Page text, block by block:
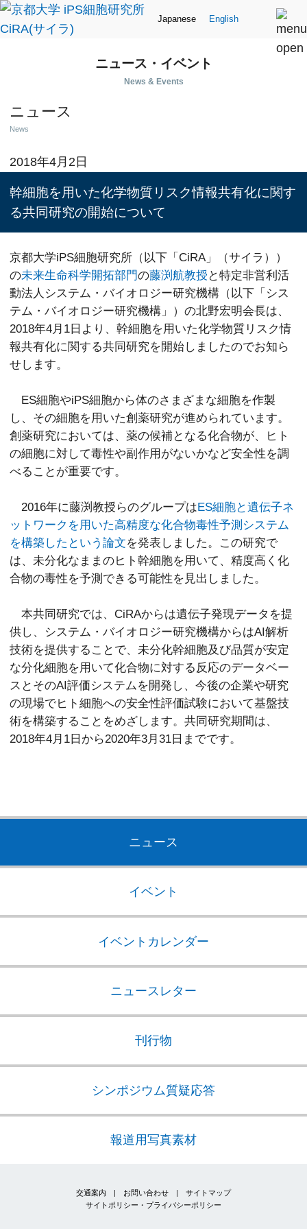
Japanese English
ニュース・イベント
News & Events
ニュース
News
2018年4月2日
幹細胞を用いた化学物質リスク情報共有化に関す
る共同研究の開始について
京都大学iPS細胞研究所（以下「CiRA」（サイラ））
の未来生命科学開拓部門の藤渕航教授 と特定非営利活
動法人システム・バイオロジー研究機構（以下「シス
テム・バイオロジー研究機構」）の北野宏明会長は、
2018年4月1日より、幹細胞を用いた化学物質リスク情
報共有化に関する共同研究を開始しましたのでお知ら
せします。
ES細胞やiPS細胞から体のさまざまな細胞を作製
し、その細胞を用いた創薬研究が進められています。
創薬研究においては、薬の候補となる化合物が、ヒト
の細胞に対して毒性や副作用がないかなど安全性を調
べることが重要です。
2016年に藤渕教授らのグループはES細胞と遺伝子ネ
ットワークを用いた高精度な化合物毒性予測システム
を構築したという論文を発表しました。この研究で
は、未分化なままのヒト幹細胞を用いて、精度高く化
合物の毒性を予測できる可能性を見出しました。
本共同研究では、CiRAからは遺伝子発現データを提
供し、システム・バイオロジー研究機構からはAI解析
技術を提供することで、未分化幹細胞及び品質が安定
な分化細胞を用いて化合物に対する反応のデータベー
スとそのAI評価システムを開発し、今後の企業や研究
の現場でヒト細胞への安全性評価試験において基盤技
術を構築することをめざします。共同研究期間は、
2018年4月1日から2020年3月31日までです。
ニュース
イベント
イベントカレンダー
ニュースレター
刊行物
シンポジウム質疑応答
報道用写真素材
交通案内 | お問い合わせ | サイトマップ
サイトポリシー・プライバシーポリシー